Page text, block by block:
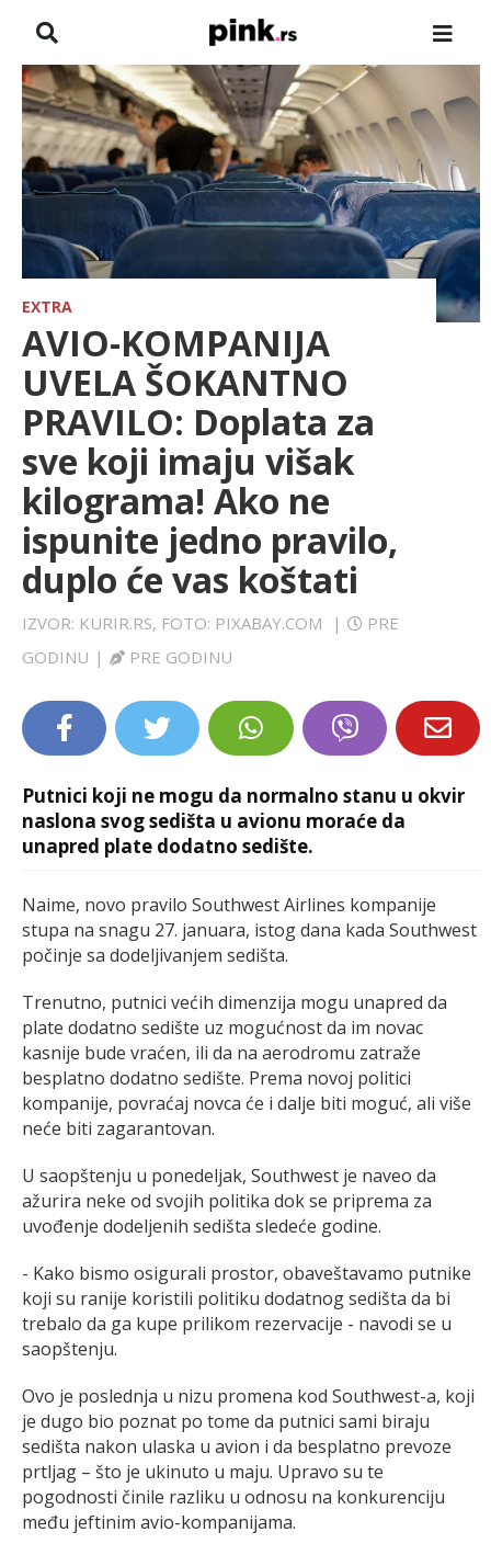
NASLOVNA
VESTI
ZADRUGA
SHOWBIZ
HRONIKA
PINKOVE ZVEZDE
TV
SPORT
LIFESTYLE
EXTRA
EXTRA
AVIO-KOMPANIJA
UVELA ŠOKANTNO
PRAVILO: Doplata za
sve koji imaju višak
kilograma! Ako ne
ispunite jedno pravilo,
duplo će vas koštati
IZVOR: KURIR.RS, FOTO: PIXABAY.COM |
PRE
GODINU | PRE GODINU
Putnici koji ne mogu da normalno stanu u okvir
naslona svog sedišta u avionu moraće da
unapred plate dodatno sedište.
Naime, novo pravilo Southwest Airlines kompanije
stupa na snagu 27. januara, istog dana kada Southwest
počinje sa dodeljivanjem sedišta.
Trenutno, putnici većih dimenzija mogu unapred da
plate dodatno sedište uz mogućnost da im novac
kasnije bude vraćen, ili da na aerodromu zatraže
besplatno dodatno sedište. Prema novoj politici
kompanije, povraćaj novca će i dalje biti moguć, ali više
neće biti zagarantovan.
U saopštenju u ponedeljak, Southwest je naveo da
ažurira neke od svojih politika dok se priprema za
uvođenje dodeljenih sedišta sledeće godine.
- Kako bismo osigurali prostor, obaveštavamo putnike
koji su ranije koristili politiku dodatnog sedišta da bi
trebalo da ga kupe prilikom rezervacije - navodi se u
saopštenju.
Ovo je poslednja u nizu promena kod Southwest-a, koji
je dugo bio poznat po tome da putnici sami biraju
sedišta nakon ulaska u avion i da besplatno prevoze
prtljag – što je ukinuto u maju. Upravo su te
pogodnosti činile razliku u odnosu na konkurenciju
među jeftinim avio-kompanijama.